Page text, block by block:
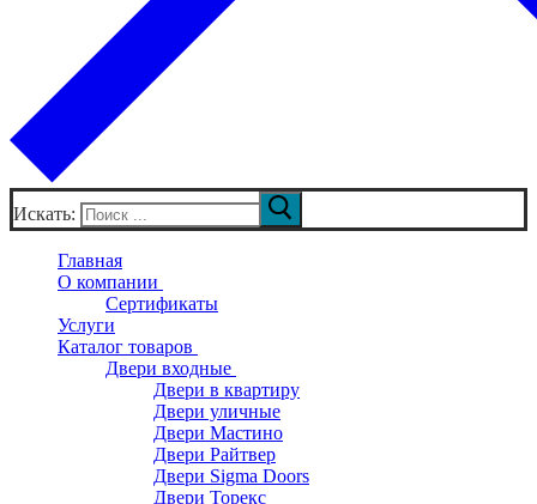
Искать:
Главная
О компании
Сертификаты
Услуги
Каталог товаров
Двери входные
Двери в квартиру
Двери уличные
Двери Мастино
Двери Райтвер
Двери Sigma Doors
Двери Торекс